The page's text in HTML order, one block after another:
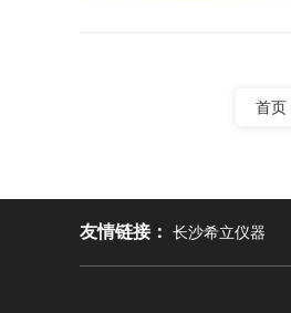
首页
友情链接： 长沙希立仪器